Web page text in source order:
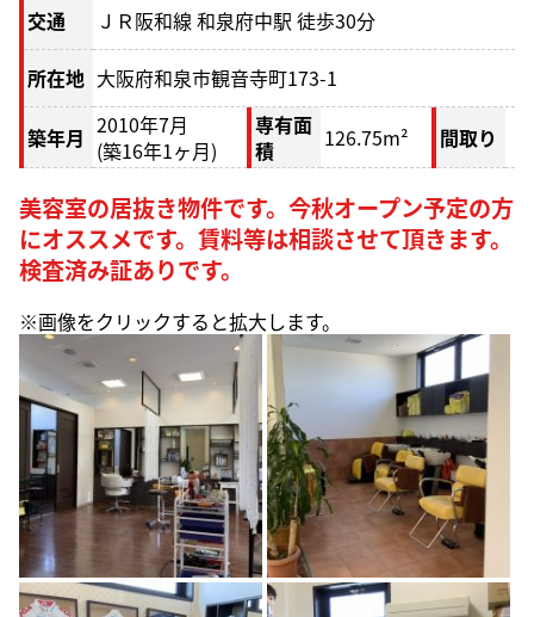
交通
ＪＲ阪和線 和泉府中駅 徒歩30分
所在地 大阪府和泉市観音寺町173-1
築年月 2010年7月
(築16年1ヶ月)
専有面
積
126.75m² 間取り
美容室の居抜き物件です。今秋オープン予定の方
にオススメです。賃料等は相談させて頂きます。
検査済み証ありです。
※画像をクリックすると拡大します。